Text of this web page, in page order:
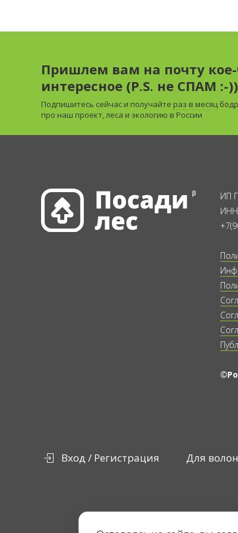
Пришлем вам на почту
интересное (P.S. не СПАМ :-))
Подпишитесь сейчас и получайте раз в месяц
про наш проект, леса и экологию в России
ИП
ИНН
Вход / Регистрация Для